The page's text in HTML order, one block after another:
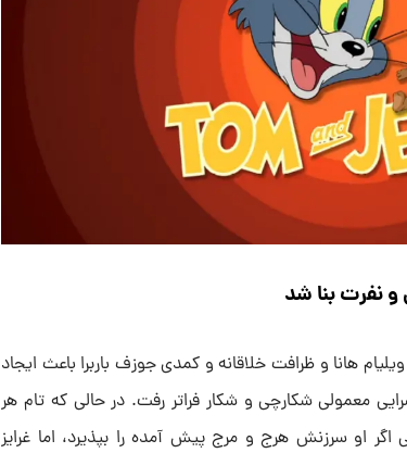
نفرت بنا شد
هانا و ظرافت خلاقانه و کمدی جوزف باربرا باعث ایجاد
معمولی شکارچی و شکار فراتر رفت. در حالی که تام هر
او سرزنش هرج و مرج پیش آمده را بپذیرد، اما غرایز